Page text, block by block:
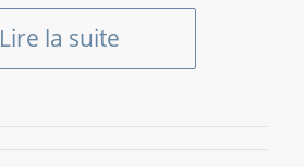
Lire la suite